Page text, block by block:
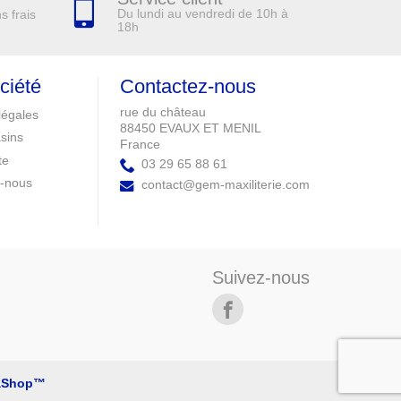
frais
Du lundi au vendredi de 10h à
18h
nous
Contactez-nous
rue du château
88450 EVAUX ET MENIL
France
03 29 65 88 61
contact@gem-maxiliterie.com
Suivez-nous